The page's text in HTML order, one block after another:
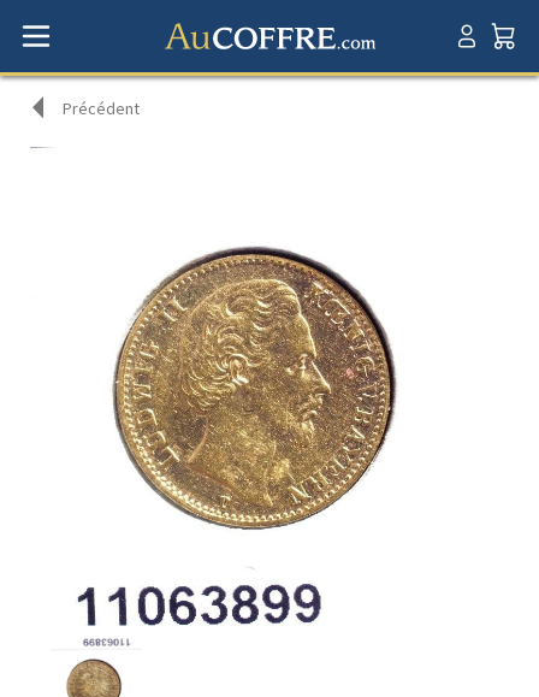
Précédent
produit